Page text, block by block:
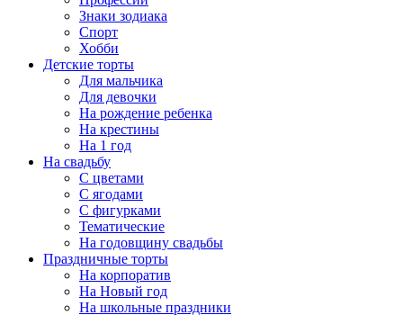
Знаки зодиака
Спорт
Хобби
Детские торты
Для мальчика
Для девочки
На рождение ребенка
На крестины
На 1 год
На свадьбу
С цветами
С ягодами
С фигурками
Тематические
На годовщину свадьбы
Праздничные торты
На корпоратив
На Новый год
На школьные праздники